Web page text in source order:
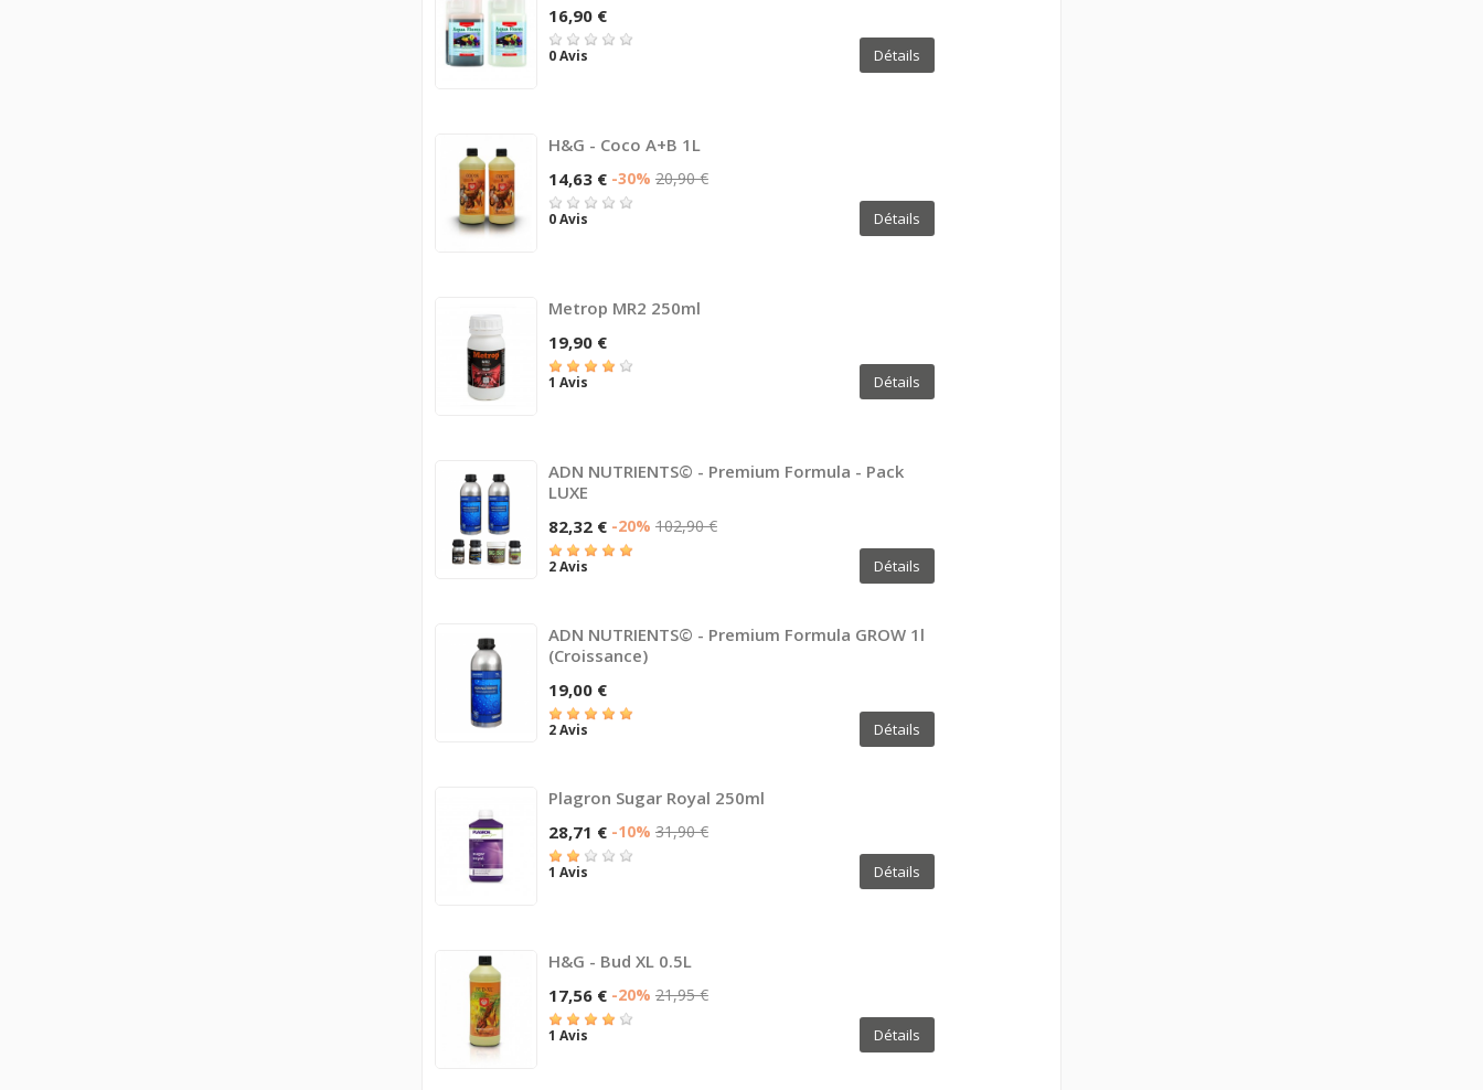
16,90 €
0 Avis Détails
H&G - Coco A+B 1L
14,63 € -30% 20,90 €
0 Avis Détails
Metrop MR2 250ml
19,90 €
1 Avis Détails
ADN NUTRIENTS© - Premium Formula - Pack
LUXE
82,32 € -20% 102,90 €
2 Avis Détails
ADN NUTRIENTS© - Premium Formula GROW 1l
(croissance)
19,00 €
2 Avis Détails
Plagron Sugar Royal 250ml
28,71 € -10% 31,90 €
1 Avis Détails
H&G - Bud XL 0.5L
17,56 € -20% 21,95 €
1 Avis Détails